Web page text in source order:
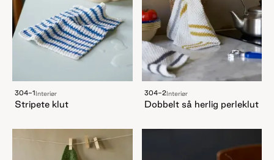
304-1Interiør
Stripete klut
304-2Interiør
Dobbelt så herlig perleklut